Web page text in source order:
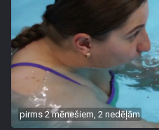
pirms 2 mēnešiem, 2 nedēļām